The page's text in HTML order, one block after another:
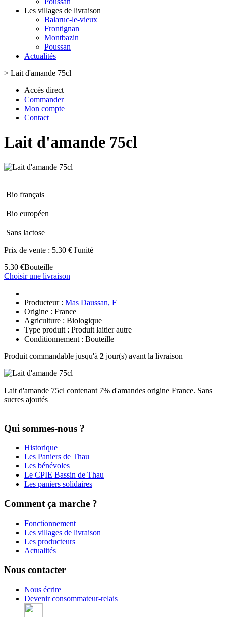
Les villages de livraison
Balaruc-le-vieux
Frontignan
Montbazin
Poussan
Actualités
> Lait d'amande 75cl
Accès direct
Commander
Mon compte
Contact
Lait d'amande 75cl
Bio français
Bio européen
Sans lactose
Prix de vente : 5.30 € l'unité
5.30 €Bouteille
Choisir une livraison
Producteur : Mas Daussan, F
Origine : France
Agriculture : Biologique
Type produit : Produit laitier autre
Conditionnement : Bouteille
Produit commandable jusqu'à 2 jour(s) avant la livraison
Lait d'amande 75cl contenant 7% d'amandes origine France. Sans
sucres ajoutés
Qui sommes-nous ?
Historique
Les Paniers de Thau
Les bénévoles
Le CPIE Bassin de Thau
Les paniers solidaires
Comment ça marche ?
Fonctionnement
Les villages de livraison
Les producteurs
Actualités
Nous contacter
Nous écrire
Devenir consommateur-relais